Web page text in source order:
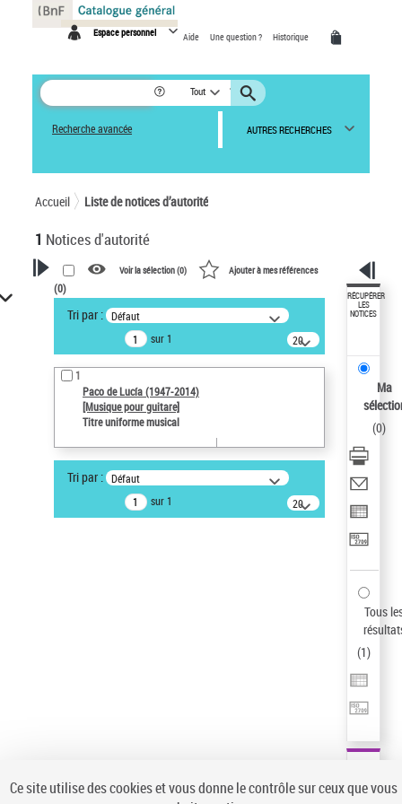
Espace personnel Aide Une question ? Historique
Tout
Recherche avancée AUTRES RECHERCHES
Accueil Liste de notices d’autorité
1 Notices d'autorité
VOTRE RECHERCHE
Recherche avancée dans les
notices d’autorité
Œuvres liées à l'auteur :
Paco de Lucía (1947-2014)
Auteur d’œuvre
ne s'applique pas
Sauvegarder votre recherche
Voir la sélection (0) Ajouter à mes références
(0)
Tri par : Défaut
sur 1
20
résultats/page
1
Paco de Lucía (1947-2014)
[Musique pour guitare]
Titre uniforme musical
Tri par : Défaut
sur 1
20
résultats/page
RÉCUPÉRER
LES
NOTICES
Ma
(0)
Tous
(1)
Panneau de gestion des cookies
Ce site utilise des cookies et vous donne le contrôle sur ceux que vous